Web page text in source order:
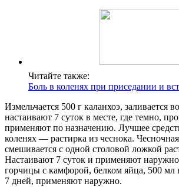
Читайте также:
Боль в коленях при приседании и
Измельчается 500 г каланхоэ, заливается
настаивают 7 суток в месте, где темно,
применяют по назначению. Лучшее
коленях — растирка из чеснока.
смешивается с одной столовой ложкой
Настаивают 7 суток и применяют
горчицы с камфорой, белком яйца, 500 мл
7 дней, применяют наружно.